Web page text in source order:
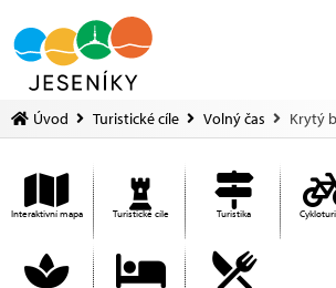
Úvod Turistické cíle Volný čas Krytý
Interaktivní mapa Turistické cíle Turistika